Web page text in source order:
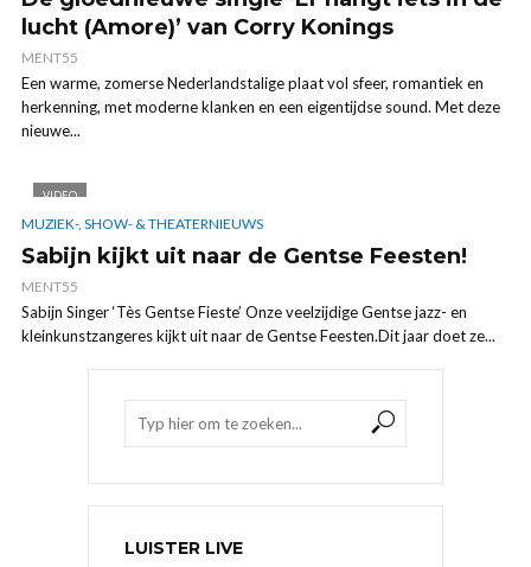
lucht (Amore)’ van Corry Konings
MENT55
Een warme, zomerse Nederlandstalige plaat vol sfeer, romantiek en
herkenning, met moderne klanken en een eigentijdse sound. Met deze
nieuwe...
VIDEO
MUZIEK-, SHOW- & THEATERNIEUWS
Sabijn kijkt uit naar de Gentse Feesten!
MENT55
Sabijn Singer ‘Tès Gentse Fieste’ Onze veelzijdige Gentse jazz- en
kleinkunstzangeres kijkt uit naar de Gentse Feesten.Dit jaar doet ze...
LUISTER LIVE